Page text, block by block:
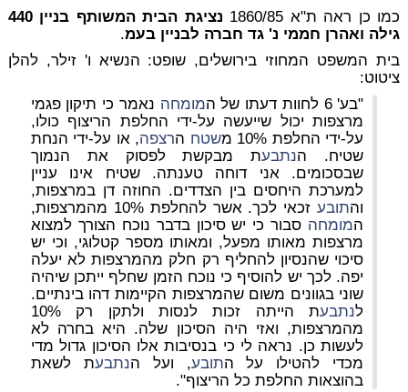
כמו כן ראה ת"א 1860/85
נציגת הבית המשותף בניין 440
גילה ואהרן חממי נ' גד חברה לבניין בעמ.
בית המשפט המחוזי בירושלים, שופט: הנשיא ו' זילר, להלן
ציטוט:
"בע' 6 לחוות דעתו של ה
מומחה נאמר כי תיקון פגמי
מרצפות יכול שייעשה על-ידי החלפת הריצוף כולו,
על-ידי החלפת 10% מ
שטח הרצפה, או על-ידי הנחת
שטיח. הנתבעת מבקשת לפסוק את הנמוך
שבסכומים. אני דוחה טענתה. שטיח אינו עניין
למערכת היחסים בין הצדדים. החוזה דן במרצפות,
והתובע
זכאי לכך. אשר להחלפת 10% מהמרצפות,
המומחה סבור כי יש סיכון בדבר נוכח הצורך למצוא
מרצפות מאותו מפעל, ומאותו מספר קטלוגי, וכי יש
סיכוי שהנסיון להחליף רק חלק מהמרצפות לא יעלה
יפה. לכך יש להוסיף כי נוכח הזמן שחלף ייתכן שיהיה
שוני בגוונים משום שהמרצפות הקיימות דהו בינתיים.
לנתבע
ת הייתה זכות לנסות ולתקן רק 10%
מהמרצפות, ואזי היה הסיכון שלה. היא בחרה לא
לעשות כן. נראה לי כי בנסיבות אלו הסיכון גדול מדי
מכדי להטילו על התובע, ועל הנתבעת לשאת
בהוצאות החלפת כל הריצוף".